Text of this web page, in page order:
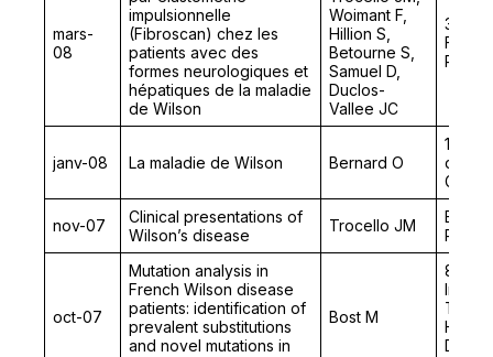
mars-
08
impulsionnelle
(Fibroscan) chez les
patients avec des
formes neurologiques et
hépatiques de la maladie
de Wilson
Woimant F,
Hillion S,
Betourne S,
Samuel D,
Duclos-
Vallee JC
janv-08 La maladie de Wilson Bernard O
nov-07
Clinical presentations of
Wilson’s disease
Trocello JM
Rare
oct-07
Mutation analysis in
French Wilson disease
patients: identification of
prevalent substitutions
and novel mutations in
Bost M
8th
Trace
Diet,